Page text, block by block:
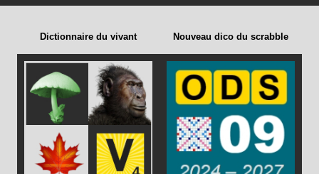
Dictionnaire du vivant Nouveau dico du scrabble